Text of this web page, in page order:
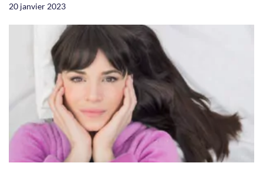
20 janvier 2023